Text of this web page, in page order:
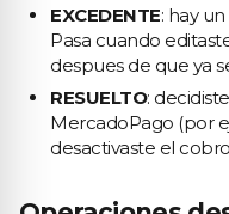
EXCEDENTE: hay
Pasa cuando
despues de que ya
RESUELTO:
MercadoPago (por
desactivaste el